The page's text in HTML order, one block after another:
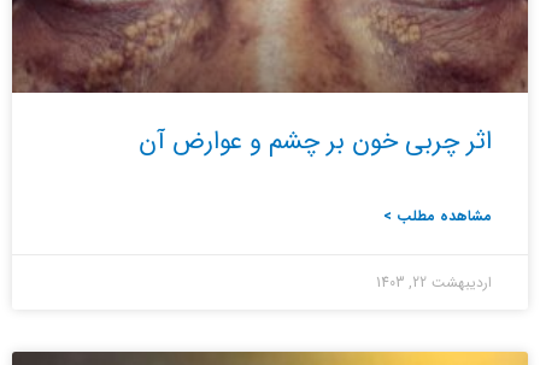
اثر چربی خون بر چشم و عوارض آن
مشاهده مطلب >
اردیبهشت 22, 1403